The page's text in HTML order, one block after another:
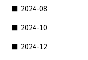
2024-08
2024-10
2024-12